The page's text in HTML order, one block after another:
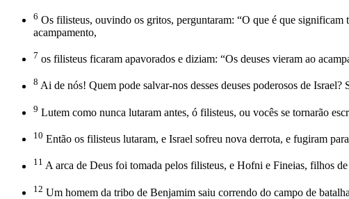
6 Os filisteus, ouvindo os gritos, perguntaram: “O que é que significam
acampamento,
7 os filisteus ficaram apavorados e diziam: “Os deuses vieram ao
8 Ai de nós! Quem pode salvar-nos desses deuses poderosos de
9 Lutem como nunca lutaram antes, ó filisteus, ou vocês se tornarão
10 Então os filisteus lutaram, e Israel sofreu nova derrota, e fugiram
11 A arca de Deus foi tomada pelos filisteus, e Hofni e Fineias, filhos
12 Um homem da tribo de Benjamim saiu correndo do campo de